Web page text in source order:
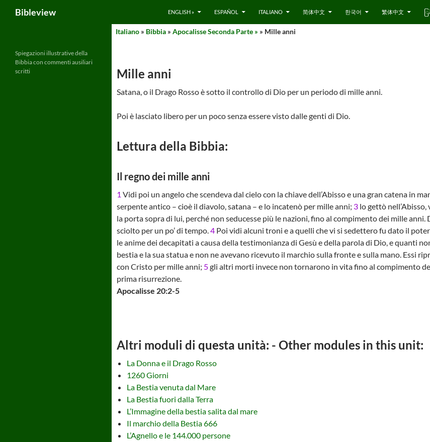
content
Bibleview ENGLISH » ESPAÑOL ITALIANO 简体中文 한국어 繁体中文 ြ
Italiano » Bibbia » Apocalisse Seconda Parte » » Mille anni
Mille anni
Satana, o il Drago Rosso è sotto il controllo di Dio per un periodo di mille anni.
Poi è lasciato libero per un poco senza essere visto dalle genti di Dio.
Lettura della Bibbia:
Il regno dei mille anni
1 Vidi poi un angelo che scendeva dal cielo con la chiave dell’Abisso e una gran catena in
serpente antico – cioè il diavolo, satana – e lo incatenò per mille anni; 3 lo gettò
la porta sopra di lui, perché non seducesse più le nazioni, fino al compimento dei mille anni.
sciolto per un po’ di tempo.4 Poi vidi alcuni troni e a quelli che vi si sedettero fu dato il
le anime dei decapitati a causa della testimonianza di Gesù e della parola di Dio, e quanti
bestia e la sua statua e non ne avevano ricevuto il marchio sulla fronte e sulla mano. Essi
con Cristo per mille anni; 5gli altri morti invece non tornarono in vita fino al compimento
prima risurrezione.
Apocalisse 20:2-5
Altri moduli di questa unità: - Other modules in this unit:
La Donna e il Drago Rosso
1260 Giorni
La Bestia venuta dal Mare
La Bestia fuori dalla Terra
L’Immagine della bestia salita dal mare
Il marchio della Bestia 666
L’Agnello e le 144.000 persone
Spiegazioni illustrative della
Bibbia con commenti ausiliari
scritti